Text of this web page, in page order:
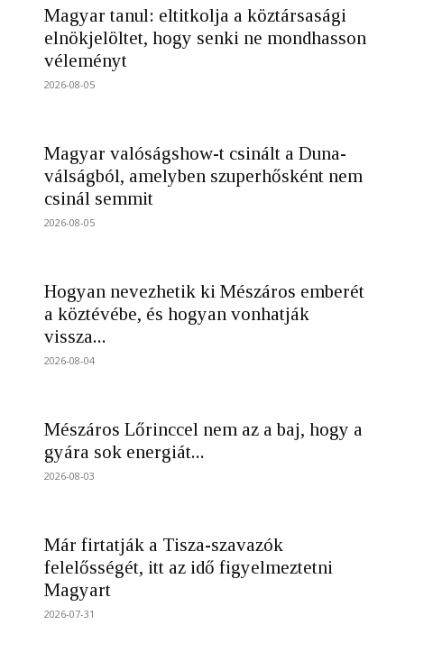
Magyar tanul: eltitkolja a köztársasági
elnökjelöltet, hogy senki ne mondhasson
véleményt
2026-08-05
Magyar valóságshow-t csinált a Duna-
válságból, amelyben szuperhősként nem
csinál semmit
2026-08-05
Hogyan nevezhetik ki Mészáros emberét
a köztévébe, és hogyan vonhatják
vissza...
2026-08-04
Mészáros Lőrinccel nem az a baj, hogy a
gyára sok energiát...
2026-08-03
Már firtatják a Tisza-szavazók
felelősségét, itt az idő figyelmeztetni
Magyart
2026-07-31